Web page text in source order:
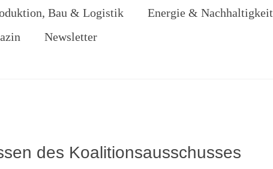
Bau & Logistik Energie & Nachhaltigkeit
Newsletter
des Koalitionsausschusses